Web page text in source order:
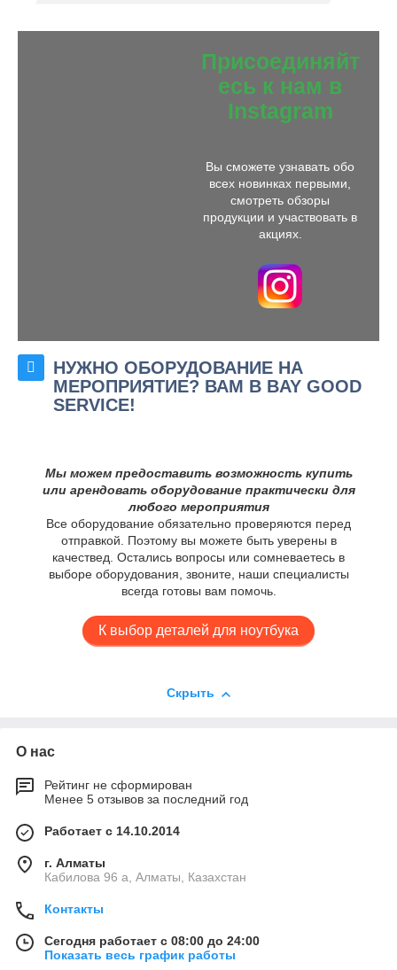
Присоединяйт
есь к нам в
Instagram
Вы сможете узнавать обо
всех новинках первыми,
смотреть обзоры
продукции и участвовать в
акциях.
НУЖНО ОБОРУДОВАНИЕ НА
МЕРОПРИЯТИЕ? ВАМ В BAY GOOD
SERVICE!
Мы можем предоставить возможность купить
или арендовать оборудование практически для
любого мероприятия
Все оборудование обязательно проверяются перед
отправкой. Поэтому вы можете быть уверены в
качествед. Остались вопросы или сомневаетесь в
выборе оборудования, звоните, наши специалисты
всегда готовы вам помочь.
К выбор деталей для ноутбука
Скрыть
О нас
Рейтинг не сформирован
Менее 5 отзывов за последний год
Работает с 14.10.2014
г. Алматы
Кабилова 96 а, Алматы, Казахстан
Контакты
Сегодня работает с 08:00 до 24:00
Показать весь график работы